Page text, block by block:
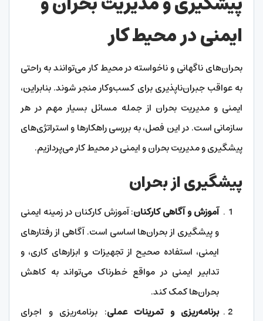
ایمنی در محیط کار
بحران‌های ناگهانی و ناخواسته در محیط کار می‌توانند به راحتی
به عواقب جبران‌ناپذیری برای کسب‌وکار منجر شوند. بنابراین،
ایمنی و مدیریت بحران از جمله مسائل بسیار مهم در هر
سازمانی است. در این فصل، به بررسی راهکارها و استراتژی‌های
پیشگیری و مدیریت بحران و ایمنی در محیط کار می‌پردازیم.
پیشگیری از بحران
آموزش و آگاهی کارکنان: آموزش کارکنان در زمینه ایمنی
و پیشگیری از بحران‌ها اساسی است. آگاهی از رفتارهای
ایمنی، استفاده صحیح از تجهیزات و ابزارهای کاری، و
تدابیر ایمنی در مواقع خطرناک می‌تواند به کاهش
بحران‌ها کمک کند.
برنامه‌ریزی و تمرینات عملی: برنامه‌ریزی و اجرای